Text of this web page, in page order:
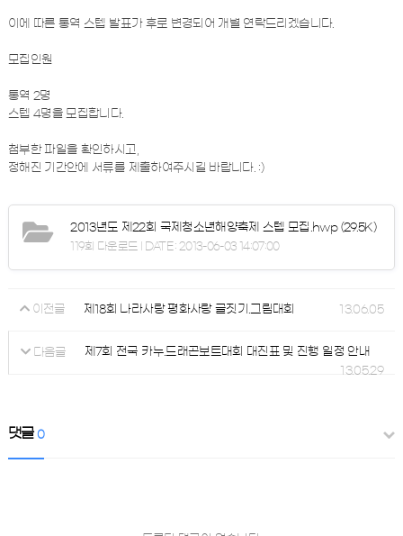
이에 따른 통역 스텝 발표가 후로 변경되어 개별 연락드리겠습니다.
모집인원
통역 2명
스텝 4명을 모집합니다.
첨부한 파일을 확인하시고,
정해진 기간안에 서류를 제출하여주시길 바랍니다. :)
2013년도 제22회 국제청소년해양축제 스텝 모집.hwp(29.5K)
119회 다운로드 | DATE : 2013-06-03 14:07:00
이전글 제18회 나라사랑 평화사랑 글짓기.그림대회 13.06.05
다음글
제7회 전국 카누.드래곤보트대회 대진표 및 진행 일정 안내
13.05.29
댓글0